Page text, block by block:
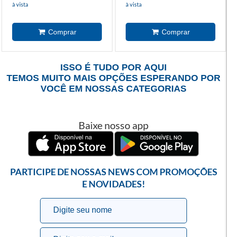
à vista à vista
ISSO É TUDO POR AQUI
TEMOS MUITO MAIS OPÇÕES ESPERANDO POR
VOCÊ EM NOSSAS CATEGORIAS
Baixe nosso app
PARTICIPE DE NOSSAS NEWS COM PROMOÇÕES
E NOVIDADES!